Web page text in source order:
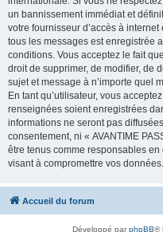
un bannissement immédiat et
votre fournisseur d’accès à
tous les messages est enregistrée
conditions. Vous acceptez le fait
droit de supprimer, de modifier, de
sujet et message à n’importe quel
En tant qu’utilisateur, vous
renseignées soient enregistrées
informations ne seront pas
consentement, ni « AVANTIME
être tenus comme responsables
visant à compromettre vos données.
Accueil du forum
Développé parphpBB®